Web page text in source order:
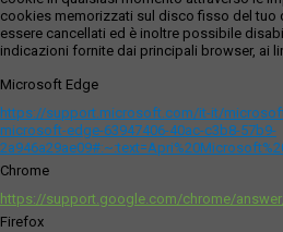
cookies memorizzati sul disco fisso del
essere cancellati ed è inoltre possibile
indicazioni fornite dai principali browser, ai
Microsoft Edge
https://support.microsoft.com/it-it/
microsoft-edge-63947406-40ac-c3b8-57b9-
Chrome
https://support.google.com/chrome/
Firefox